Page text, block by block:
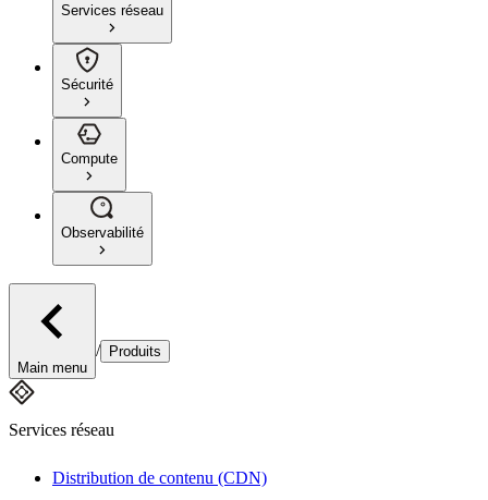
Services réseau
Sécurité
Compute
Observabilité
Main menu
/ Produits
Services réseau
Distribution de contenu (CDN)